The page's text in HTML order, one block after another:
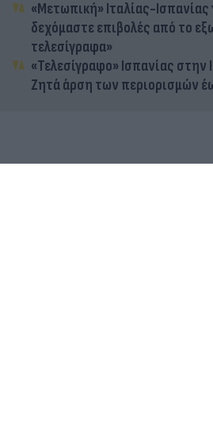
«Μετωπική» Ιταλίας-Ισπανίας
δεχόμαστε επιβολές από το
τελεσίγραφα»
«Τελεσίγραφο» Ισπανίας στην
Ζητά άρση των περιορισμών